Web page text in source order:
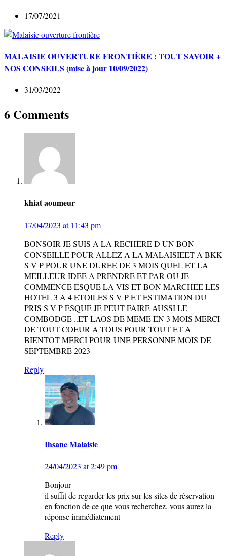
17/07/2021
MALAISIE OUVERTURE FRONTIÈRE : TOUT SAVOIR +
NOS CONSEILS (mise à jour 10/09/2022)
31/03/2022
6 Comments
khiat aoumeur
17/04/2023 at 11:43 pm
BONSOIR JE SUIS A LA RECHERE D UN BON
CONSEILLE POUR ALLEZ A LA MALAISIEET A BKK
S V P POUR UNE DUREE DE 3 MOIS QUEL ET LA
MEILLEUR IDEE A PRENDRE ET PAR OU JE
COMMENCE ESQUE LA VIS ET BON MARCHEE LES
HOTEL 3 A 4 ETOILES S V P ET ESTIMATION DU
PRIS S V P ESQUE JE PEUT FAIRE AUSSI LE
COMBODGE ..ET LAOS DE MEME EN 3 MOIS MERCI
DE TOUT COEUR A TOUS POUR TOUT ET A
BIENTOT MERCI POUR UNE PERSONNE MOIS DE
SEPTEMBRE 2023
Reply
Ihsane Malaisie
24/04/2023 at 2:49 pm
Bonjour
il suffit de regarder les prix sur les sites de réservation
en fonction de ce que vous recherchez, vous aurez la
réponse immédiatement
Reply